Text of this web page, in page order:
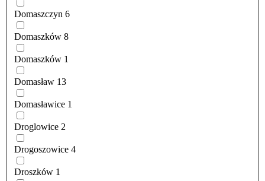
Domaszczyn 6
Domaszków 8
Domaszków 1
Domasław 13
Domasławice 1
Droglowice 2
Drogoszowice 4
Droszków 1